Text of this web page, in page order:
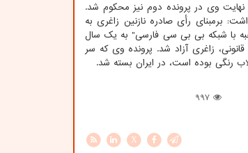
وی در پرونده دوم نیز محکوم شد.
برمبنای رأی صادره نازنین زاغری به
مقابل نظام بوسیله شرکت در تجمع مقابل سفارت ایران در لندن در سال ۸۸ و مصاحبه با شبکه بی بی سی فارسی" به یک سال
زاغری آزاد شد. پرونده وی که سر
997
X